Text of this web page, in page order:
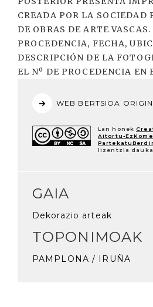
CREADA POR LA SOCIEDAD
DE OBRAS DE ARTE
PROCEDENCIA, FECHA,
DESCRIPCIÓN DE LA
EL Nº DE PROCEDENCIA EN
WEB BERTSIOA
Lan honek
Aitortu-
lizentzia dauka.
GAIA
Dekorazio arteak
TOPONIMOAK
PAMPLONA / IRUÑA